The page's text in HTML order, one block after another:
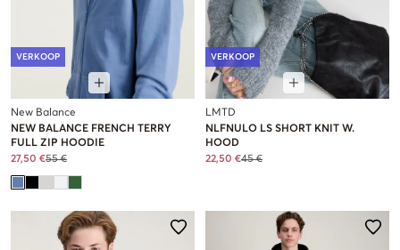
VERKOOP
New Balance
NEW BALANCE FRENCH TERRY
FULL ZIP HOODIE
27,50 €55 €
VERKOOP
LMTD
NLFNULO LS SHORT KNIT W.
HOOD
22,50 €45 €